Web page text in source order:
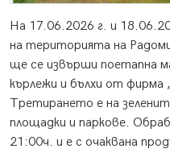
Нa 17.06.2026 г. и
на територията на
ще се извърши поетапна
кърлежи и бълхи от
Третирането е на
площадки и паркове.
21:00ч. и е с очаквана